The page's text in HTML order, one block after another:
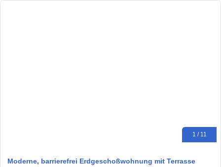
1 / 11
Moderne, barrierefrei Erdgeschoßwohnung mit Terrasse